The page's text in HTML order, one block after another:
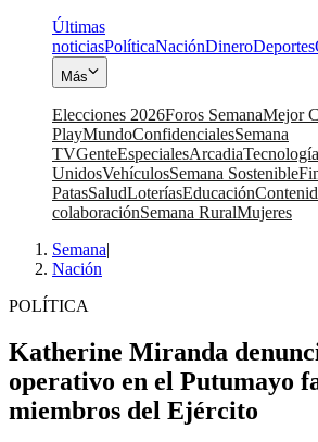
Últimas
noticiasPolíticaNaciónDineroDeportes
Más
Elecciones 2026Foros SemanaMejor
PlayMundoConfidencialesSemana
TVGenteEspecialesArcadiaTecnología
UnidosVehículosSemana Sostenible
PatasSaludLoteríasEducación
colaboraciónSemana RuralMujeres
Semana|
Nación
POLÍTICA
Katherine Miranda
operativo en el Putumayo
miembros del Ejército